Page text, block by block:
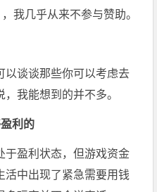
我几乎从来不参与赞助。
以谈谈那些你可以考虑去
我能想到的并不多。
利的
于盈利状态，但游戏资金
活中出现了紧急需要用钱